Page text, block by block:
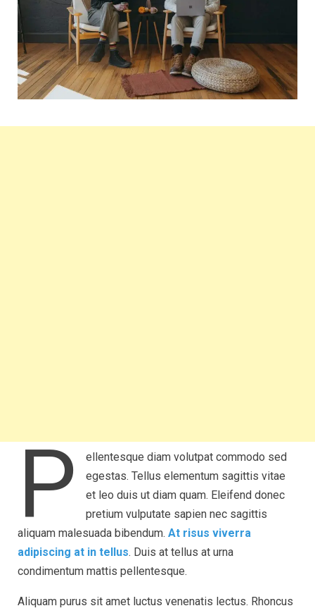
P
ellentesque diam volutpat commodo sed
egestas. Tellus elementum sagittis vitae
et leo duis ut diam quam. Eleifend donec
pretium vulputate sapien nec sagittis
aliquam malesuada bibendum. At risus viverra
adipiscing at in tellus. Duis at tellus at urna
condimentum mattis pellentesque.
Aliquam purus sit amet luctus venenatis lectus. Rhoncus